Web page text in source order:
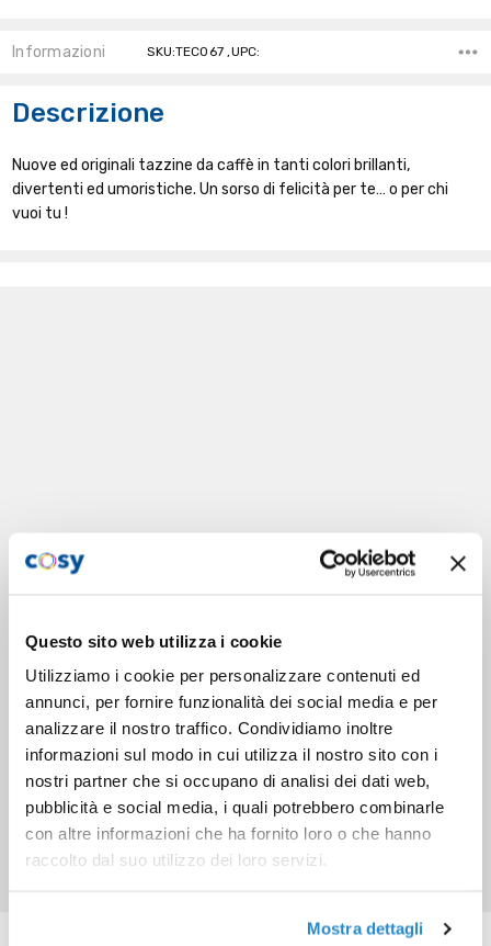
Questo sito web utilizza i cookie
Utilizziamo i cookie per personalizzare contenuti ed
annunci, per fornire funzionalità dei social media e per
analizzare il nostro traffico. Condividiamo inoltre
informazioni sul modo in cui utilizza il nostro sito con i
nostri partner che si occupano di analisi dei dati web,
pubblicità e social media, i quali potrebbero combinarle
con altre informazioni che ha fornito loro o che hanno
raccolto dal suo utilizzo dei loro servizi.
Mostra dettagli
Informazioni SKU:TEC067 ,UPC:
Descrizione
Nuove ed originali tazzine da caffè in tanti colori brillanti,
divertenti ed umoristiche. Un sorso di felicità per te… o per chi
vuoi tu !